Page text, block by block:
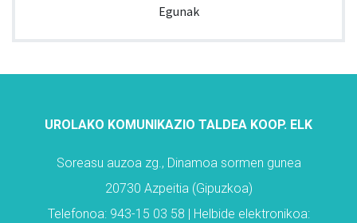
Egunak
UROLAKO KOMUNIKAZIO TALDEA KOOP. ELK
Soreasu auzoa zg., Dinamoa sormen gunea
20730 Azpeitia (Gipuzkoa)
Telefonoa: 943-15 03 58 | Helbide elektronikoa: